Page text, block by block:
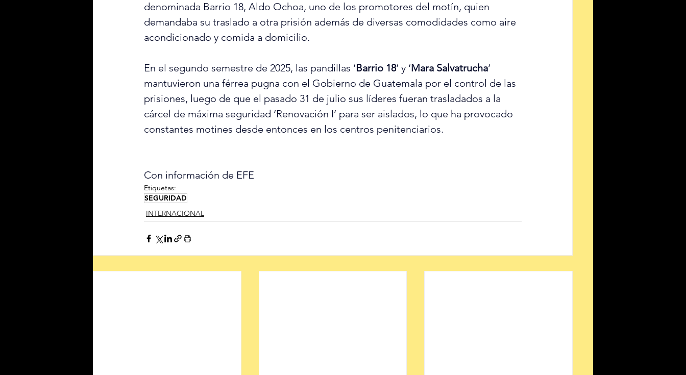
denominada Barrio 18, Aldo Ochoa, uno de los promotores del motín, quien
demandaba su traslado a otra prisión además de diversas comodidades como aire
acondicionado y comida a domicilio.
En el segundo semestre de 2025, las pandillas ‘Barrio 18‘ y ‘Mara Salvatrucha‘
mantuvieron una férrea pugna con el Gobierno de Guatemala por el control de las
prisiones, luego de que el pasado 31 de julio sus líderes fueran trasladados a la
cárcel de máxima seguridad ‘Renovación I’ para ser aislados, lo que ha provocado
constantes motines desde entonces en los centros penitenciarios.
Con información de EFE
Etiquetas:
SEGURIDAD
INTERNACIONAL